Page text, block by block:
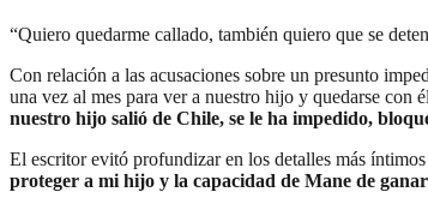
“Quiero quedarme callado, también quiero que se
Con relación a las acusaciones sobre un presunto
una vez al mes para ver a nuestro hijo y quedarse
nuestro hijo salió de Chile, se le ha impedido,
El escritor evitó profundizar en los detalles más
proteger a mi hijo y la capacidad de Mane de